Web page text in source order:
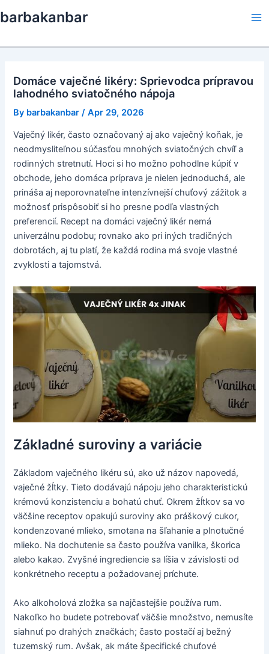
to
barbakanbar
Domáce vaječné likéry: Sprievodca prípravou
lahodného sviatočného nápoja
By barbakanbar /Apr 29, 2026
Vaječný likér, často označovaný aj ako vaječný koňak, je
neodmysliteľnou súčasťou mnohých sviatočných chvíľ a
rodinných stretnutí. Hoci si ho možno pohodlne kúpiť v
obchode, jeho domáca príprava je nielen jednoduchá, ale
prináša aj neporovnateľne intenzívnejší chuťový zážitok a
možnosť prispôsobiť si ho presne podľa vlastných
preferencií. Recept na domáci vaječný likér nemá
univerzálnu podobu; rovnako ako pri iných tradičných
dobrotách, aj tu platí, že každá rodina má svoje vlastné
zvyklosti a tajomstvá.
Základné suroviny a variácie
Základom vaječného likéru sú, ako už názov napovedá,
vaječné žĺtky. Tieto dodávajú nápoju jeho charakteristickú
krémovú konzistenciu a bohatú chuť. Okrem žĺtkov sa vo
väčšine receptov opakujú suroviny ako práškový cukor,
kondenzované mlieko, smotana na šľahanie a plnotučné
mlieko. Na dochutenie sa často používa vanilka, škorica
alebo kakao. Zvyšné ingrediencie sa líšia v závislosti od
konkrétneho receptu a požadovanej príchute.
Ako alkoholová zložka sa najčastejšie používa rum.
Nakoľko ho budete potrebovať väčšie množstvo, nemusíte
siahnuť po drahých značkách; často postačí aj bežný
tuzemský rum. Avšak, ak máte špecifické chuťové